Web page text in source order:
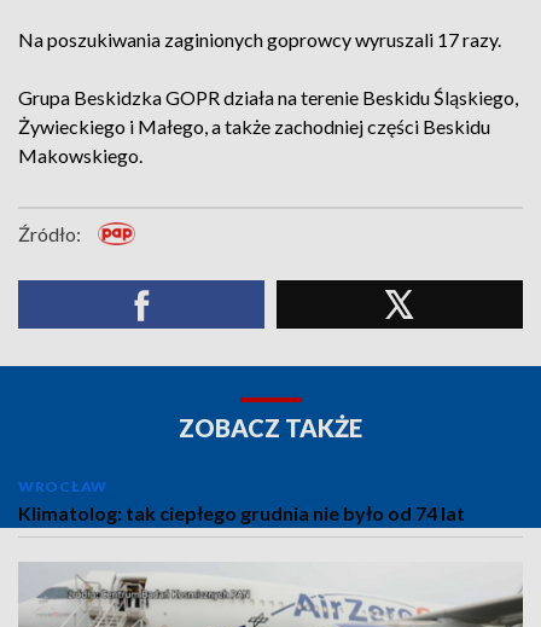
Na poszukiwania zaginionych goprowcy wyruszali 17 razy.
Grupa Beskidzka GOPR działa na terenie Beskidu Śląskiego,
Żywieckiego i Małego, a także zachodniej części Beskidu
Makowskiego.
Źródło:
ZOBACZ TAKŻE
WROCŁAW
Klimatolog: tak ciepłego grudnia nie było od 74 lat